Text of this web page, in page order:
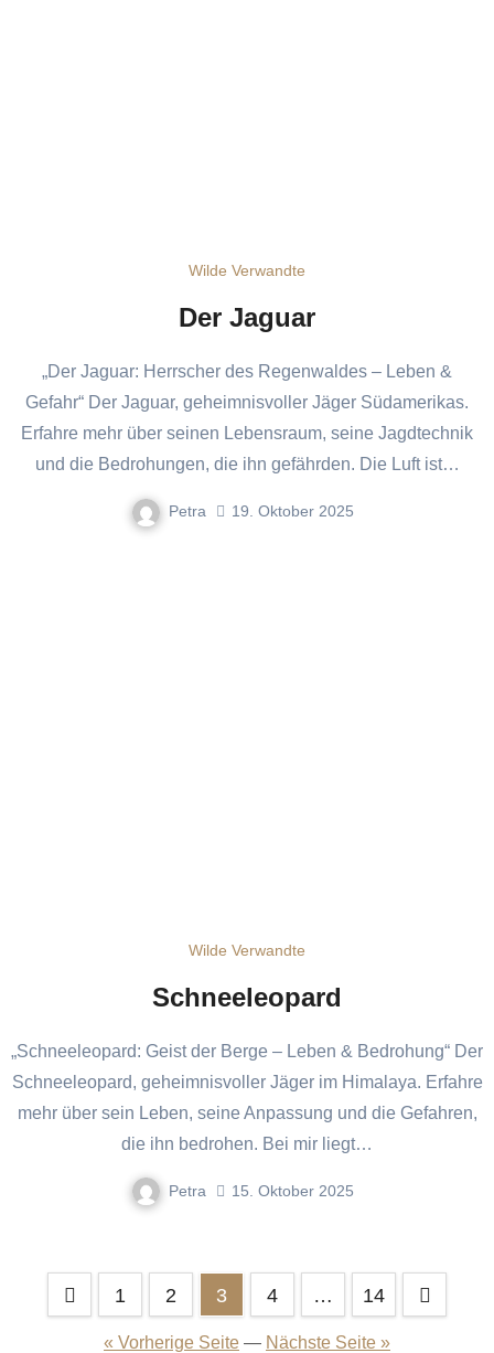
Wilde Verwandte
Der Jaguar
„Der Jaguar: Herrscher des Regenwaldes – Leben &
Gefahr“ Der Jaguar, geheimnisvoller Jäger Südamerikas.
Erfahre mehr über seinen Lebensraum, seine Jagdtechnik
und die Bedrohungen, die ihn gefährden. Die Luft ist…
Petra 19. Oktober 2025
Wilde Verwandte
Schneeleopard
„Schneeleopard: Geist der Berge – Leben & Bedrohung“ Der
Schneeleopard, geheimnisvoller Jäger im Himalaya. Erfahre
mehr über sein Leben, seine Anpassung und die Gefahren,
die ihn bedrohen. Bei mir liegt…
Petra 15. Oktober 2025
Seitennummerierung
1 2 3 4 … 14
« Vorherige Seite — Nächste Seite »